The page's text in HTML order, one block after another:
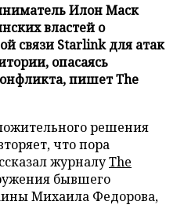
Илон Маск
властей о
связи Starlink для атак
опасаясь
пишет The
решения
что пора
журналуThe
бывшего
Михаила Федорова,